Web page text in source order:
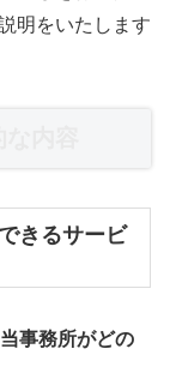
明をいたします
きるサービ
事務所がどの